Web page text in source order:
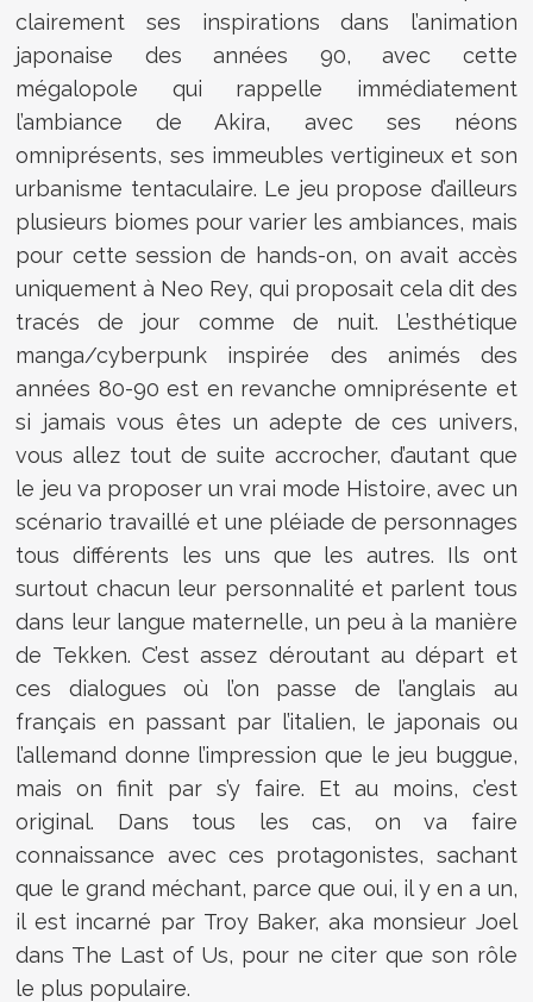
clairement ses inspirations dans l’animation
japonaise des années 90, avec cette
mégalopole qui rappelle immédiatement
l’ambiance de Akira, avec ses néons
omniprésents, ses immeubles vertigineux et son
urbanisme tentaculaire. Le jeu propose d’ailleurs
plusieurs biomes pour varier les ambiances, mais
pour cette session de hands-on, on avait accès
uniquement à Neo Rey, qui proposait cela dit des
tracés de jour comme de nuit. L’esthétique
manga/cyberpunk inspirée des animés des
années 80-90 est en revanche omniprésente et
si jamais vous êtes un adepte de ces univers,
vous allez tout de suite accrocher, d’autant que
le jeu va proposer un vrai mode Histoire, avec un
scénario travaillé et une pléiade de personnages
tous différents les uns que les autres. Ils ont
surtout chacun leur personnalité et parlent tous
dans leur langue maternelle, un peu à la manière
de Tekken. C’est assez déroutant au départ et
ces dialogues où l’on passe de l’anglais au
français en passant par l’italien, le japonais ou
l’allemand donne l’impression que le jeu buggue,
mais on finit par s’y faire. Et au moins, c’est
original. Dans tous les cas, on va faire
connaissance avec ces protagonistes, sachant
que le grand méchant, parce que oui, il y en a un,
il est incarné par Troy Baker, aka monsieur Joel
dans The Last of Us, pour ne citer que son rôle
le plus populaire.